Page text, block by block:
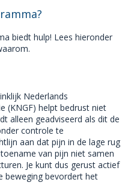
biedt hulp! Lees hieronder
Nederlands
(KNGF) helpt bedrust niet
alleen geadviseerd als dit de
controle te
aan dat pijn in de lage rug
van pijn niet samen
Je kunt dus gerust actief
beweging bevordert het